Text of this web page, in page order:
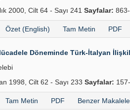
2000, Cilt 64 - Sayı 241 Sayfalar:
Özet (English) Tam Metin PDF
Döneminde Türk-İtalyan
1998, Cilt 62 - Sayı 233 Sayfalar:
Tam Metin PDF Benzer